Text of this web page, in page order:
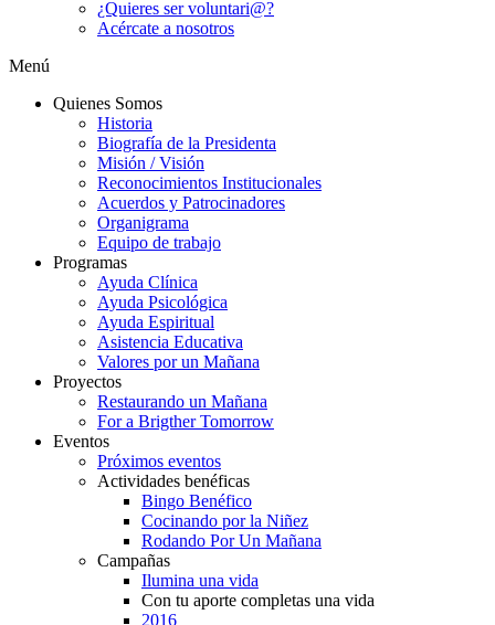
¿Quieres ser voluntari@?
Acércate a nosotros
Menú
Quienes Somos
Historia
Biografía de la Presidenta
Misión / Visión
Reconocimientos Institucionales
Acuerdos y Patrocinadores
Organigrama
Equipo de trabajo
Programas
Ayuda Clínica
Ayuda Psicológica
Ayuda Espiritual
Asistencia Educativa
Valores por un Mañana
Proyectos
Restaurando un Mañana
For a Brigther Tomorrow
Eventos
Próximos eventos
Actividades benéficas
Bingo Benéfico
Cocinando por la Niñez
Rodando Por Un Mañana
Campañas
Ilumina una vida
Con tu aporte completas una vida
2016